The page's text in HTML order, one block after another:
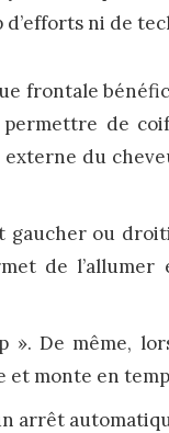
d’efforts ni de
frontale
de
du
gaucher ou
de
De même,
et monte en
arrêt